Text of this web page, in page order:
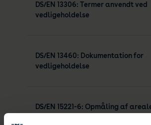
DS/EN 13306: Termer anvendt ved
vedligeholdelse
DS/EN 13460: Dokumentation for
vedligeholdelse
DS/EN 15221-6: Opmåling af